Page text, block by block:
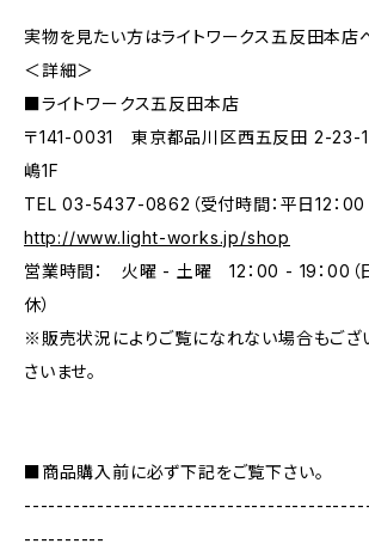
実物を見たい方はライトワークス五反田本店
＜詳細＞
■ライトワークス五反田本店
〒141-0031 東京都品川区西五反田 2-23-1
嶋1F
TEL 03-5437-0862（受付時間：平日12：00
http://www.light-works.jp/shop
営業時間： 火曜 - 土曜 12：00 - 19：00（
休）
※販売状況によりご覧になれない場合もござ
さいませ。
■商品購入前に必ず下記をご覧下さい。
----------